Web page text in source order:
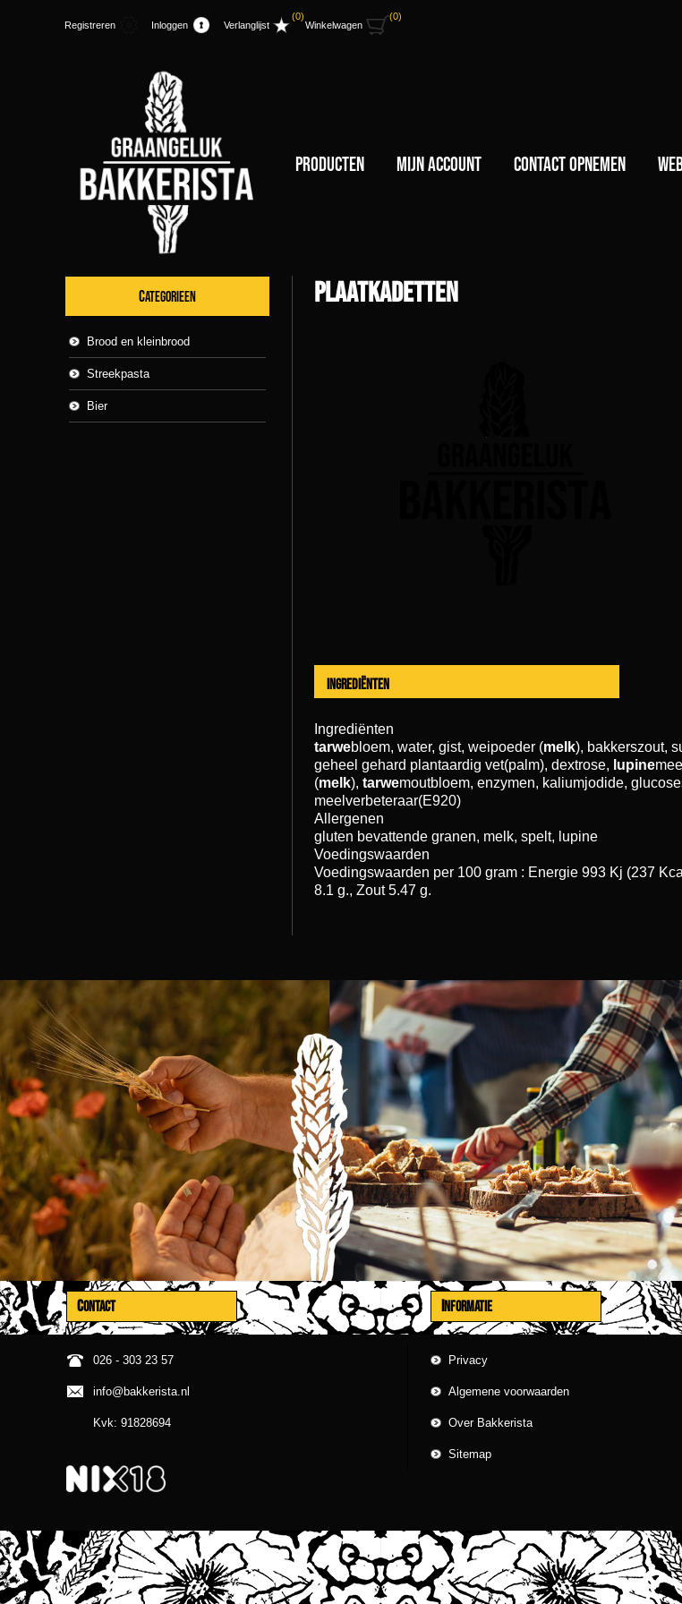
Registreren Inloggen Verlanglijst
(0)
Winkelwagen
(0)
Producten Mijn account Contact opnemen
Plaatkadetten
Ingrediënten
Ingrediënten
tarwebloem, water, gist, weipoeder (melk), bakkerszout,
geheel gehard plantaardig vet(palm), dextrose, lupine
(melk), tarwemoutbloem, enzymen, kaliumjodide,
meelverbeteraar(E920)
Allergenen
gluten bevattende granen, melk, spelt, lupine
Voedingswaarden
Voedingswaarden per 100 gram : Energie 993 Kj (237
8.1 g., Zout 5.47 g.
CATEGORIEEN
Brood en kleinbrood
Streekpasta
Bier
CONTACT
026 - 303 23 57
info@bakkerista.nl
Kvk: 91828694
INFORMATIE
Privacy
Algemene voorwaarden
Over Bakkerista
Sitemap